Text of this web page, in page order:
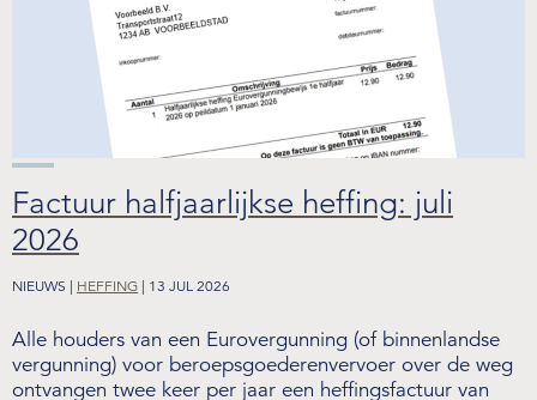
Factuur halfjaarlijkse heffing: juli
2026
NIEUWS | HEFFING | 13 JUL 2026
Alle houders van een Eurovergunning (of binnenlandse
vergunning) voor beroepsgoederenvervoer over de weg
ontvangen twee keer per jaar een heffingsfactuur van